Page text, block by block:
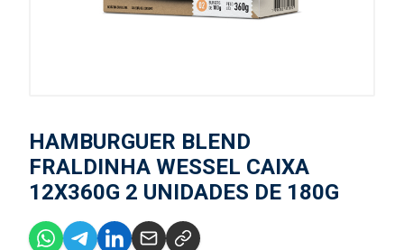
HAMBURGUER BLEND
FRALDINHA WESSEL CAIXA
12X360G 2 UNIDADES DE 180G